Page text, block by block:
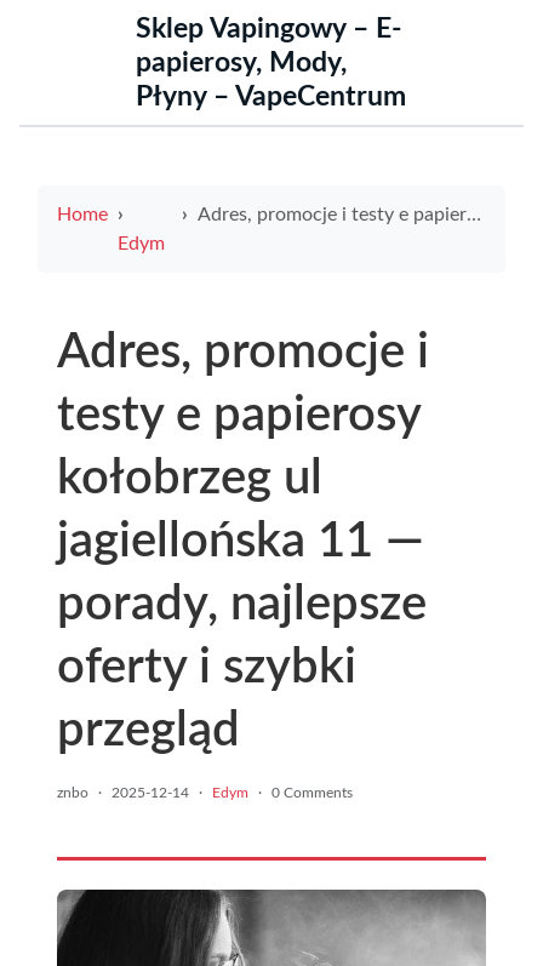
Sklep Vapingowy – E-
papierosy, Mody,
Płyny – VapeCentrum
Home
Edym
Adres, promocje i testy e papierosy kołobrzeg ul jagiellońska 11 — porady, najlepsze oferty i szybki przegląd
Adres, promocje i
testy e papierosy
kołobrzeg ul
jagiellońska 11 —
porady, najlepsze
oferty i szybki
przegląd
znbo · 2025-12-14 · Edym · 0 Comments